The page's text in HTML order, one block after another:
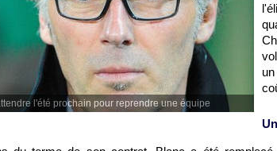
l'été prochain pour reprendre une équipe